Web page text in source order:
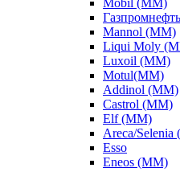
Mobil (ММ)
Газпромнефть
Mannol (ММ)
Liqui Moly
Luxoil (ММ)
Motul(ММ)
Addinol (ММ)
Castrol (ММ)
Elf (ММ)
Areca/
Esso
Eneos (ММ)